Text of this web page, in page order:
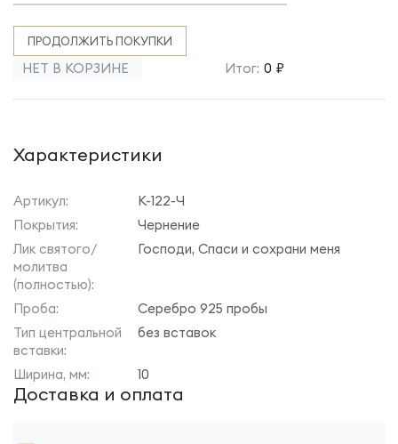
ПРОДОЛЖИТЬ ПОКУПКИ
НЕТ В КОРЗИНЕ Итог: 0 ₽
Характеристики
Артикул:
К-122-Ч
Покрытия:
Чернение
Лик святого/
молитва
(полностью):
Господи, Спаси и сохрани меня
Проба:
Серебро 925 пробы
Тип центральной
вставки:
без вставок
Ширина, мм: 10
Доставка и оплата